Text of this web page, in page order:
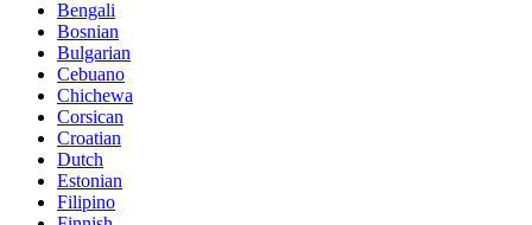
Bengali
Bosnian
Bulgarian
Cebuano
Chichewa
Corsican
Croatian
Dutch
Estonian
Filipino